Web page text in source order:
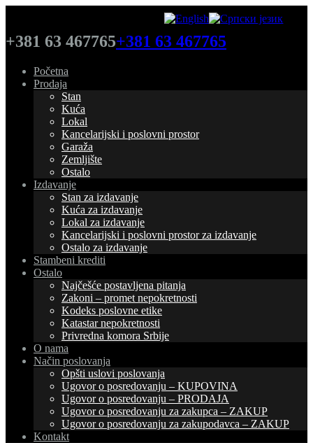
+381 63 467765+381 63 467765
Početna
Prodaja
Stan
Kuća
Lokal
Kancelarijski i poslovni prostor
Garaža
Zemljište
Ostalo
Izdavanje
Stan za izdavanje
Kuća za izdavanje
Lokal za izdavanje
Kancelarijski i poslovni prostor za izdavanje
Ostalo za izdavanje
Stambeni krediti
Ostalo
Najčešće postavljena pitanja
Zakoni – promet nepokretnosti
Kodeks poslovne etike
Katastar nepokretnosti
Privredna komora Srbije
O nama
Način poslovanja
Opšti uslovi poslovanja
Ugovor o posredovanju – KUPOVINA
Ugovor o posredovanju – PRODAJA
Ugovor o posredovanju za zakupca – ZAKUP
Ugovor o posredovanju za zakupodavca – ZAKUP
Kontakt